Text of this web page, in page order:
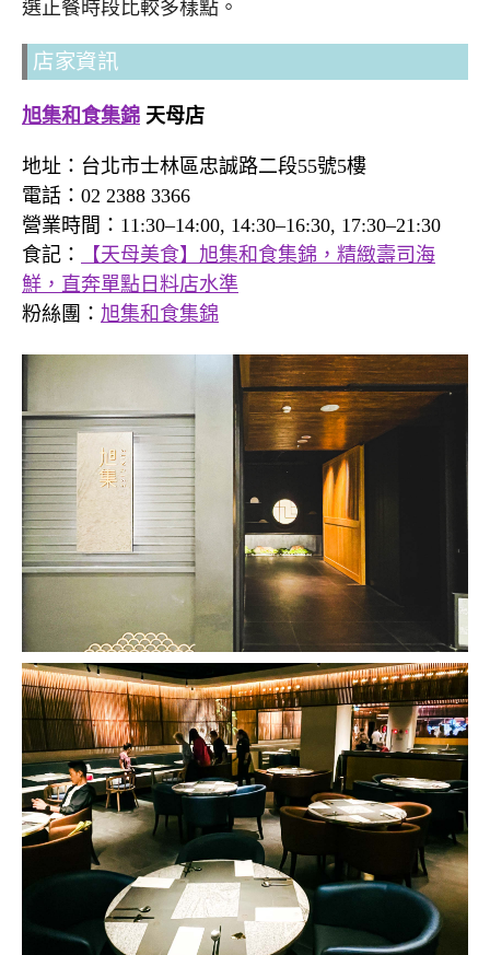
選正餐時段比較多樣點。
店家資訊
旭集和食集錦 天母店
地址：台北市士林區忠誠路二段55號5樓
電話：02 2388 3366
營業時間：11:30–14:00, 14:30–16:30, 17:30–21:30
食記：
【天母美食】旭集和食集錦，精緻壽司海
鮮，直奔單點日料店水準
粉絲團： 旭集和食集錦